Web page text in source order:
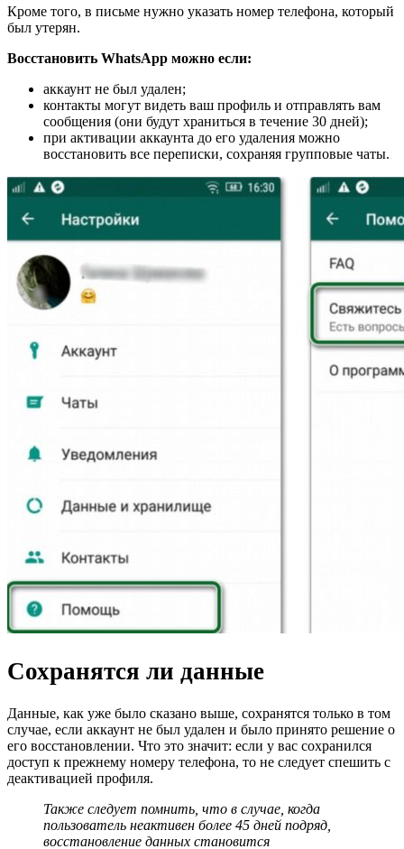
Кроме того, в письме нужно указать номер телефона, который
был утерян.
Восстановить WhatsApp можно если:
аккаунт не был удален;
контакты могут видеть ваш профиль и отправлять вам
сообщения (они будут храниться в течение 30 дней);
при активации аккаунта до его удаления можно
восстановить все переписки, сохраняя групповые чаты.
Сохранятся ли данные
Данные, как уже было сказано выше, сохранятся только в том
случае, если аккаунт не был удален и было принято решение о
его восстановлении. Что это значит: если у вас сохранился
доступ к прежнему номеру телефона, то не следует спешить с
деактивацией профиля.
Также следует помнить, что в случае, когда
пользователь неактивен более 45 дней подряд,
восстановление данных становится